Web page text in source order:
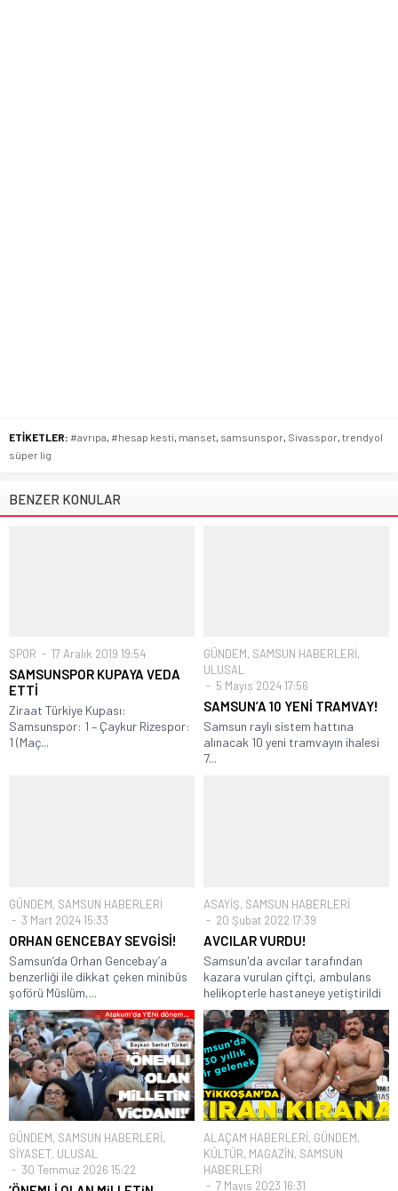
ETİKETLER: #avrıpa, #hesap kesti, manset, samsunspor, Sivasspor, trendyol
süper lig
BENZER KONULAR
SPOR 17 Aralık 2019 19:54
SAMSUNSPOR KUPAYA VEDA
ETTİ
Ziraat Türkiye Kupası:
Samsunspor: 1 – Çaykur Rizespor:
1 (Maç...
GÜNDEM, SAMSUN HABERLERİ,
ULUSAL
5 Mayıs 2024 17:56
SAMSUN’A 10 YENİ TRAMVAY!
Samsun raylı sistem hattına
alınacak 10 yeni tramvayın ihalesi
7...
GÜNDEM, SAMSUN HABERLERİ
3 Mart 2024 15:33
ORHAN GENCEBAY SEVGİSİ!
Samsun’da Orhan Gencebay’a
benzerliği ile dikkat çeken minibüs
şoförü Müslüm,...
ASAYİŞ, SAMSUN HABERLERİ
20 Şubat 2022 17:39
AVCILAR VURDU!
Samsun'da avcılar tarafından
kazara vurulan çiftçi, ambulans
helikopterle hastaneye yetiştirildi
GÜNDEM, SAMSUN HABERLERİ,
SİYASET, ULUSAL
30 Temmuz 2026 15:22
ALAÇAM HABERLERİ, GÜNDEM,
KÜLTÜR, MAGAZİN, SAMSUN
HABERLERİ
7 Mayıs 2023 16:31